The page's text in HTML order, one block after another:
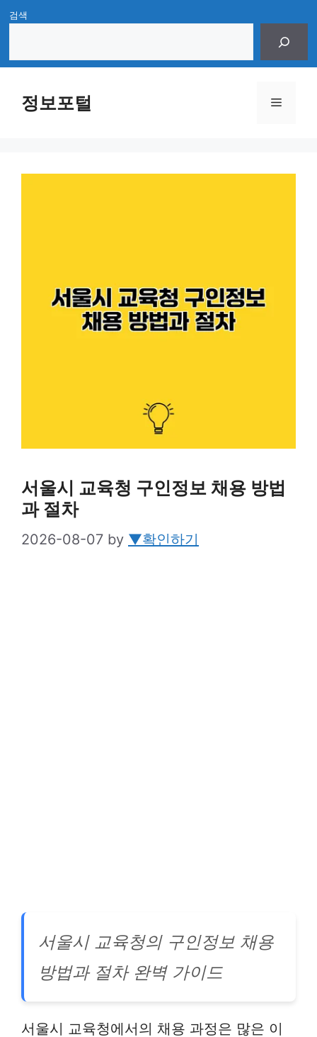
Skip
content
검색
정보포털 Menu
서울시 교육청 구인정보 채용 방법
과 절차
2026-08-07 by ▼확인하기
서울시 교육청의 구인정보 채용
방법과 절차 완벽 가이드
서울시 교육청에서의 채용 과정은 많은 이